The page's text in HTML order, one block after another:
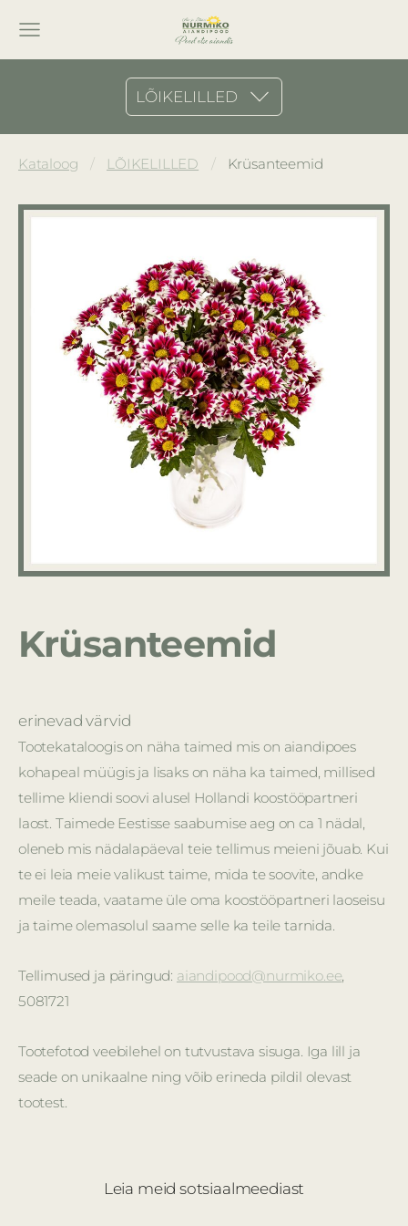
LÕIKELILLED
Tootekataloogis on näha taimed mis on aiandipoes
kohapeal müügis ja lisaks on näha ka taimed, millised
tellime kliendi soovi alusel Hollandi koostööpartneri
laost. Taimede Eestisse saabumise aeg on ca 1 nädal,
oleneb mis nädalapäeval teie tellimus meieni jõuab. Kui
te ei leia meie valikust taime, mida te soovite, andke
meile teada, vaatame üle oma koostööpartneri laoseisu
ja taime olemasolul saame selle ka teile tarnida.
Tellimused ja päringud: aiandipood@nurmiko.ee
5081721
Tootefotod veebilehel on tutvustava sisuga. Iga lill ja
seade on unikaalne ning võib erineda pildil olevast
tootest.
Kataloog LÕIKELILLED Krüsanteemid
Krüsanteemid
erinevad värvid
Leia meid sotsiaalmeediast